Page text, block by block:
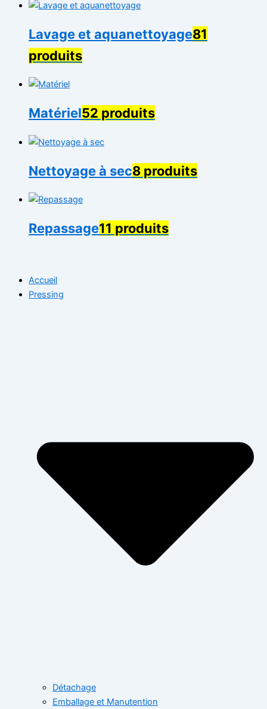
Lavage et aquanettoyage81
produits
Matériel52 produits
Nettoyage à sec8 produits
Repassage11 produits
Accueil
Pressing
Détachage
Emballage et Manutention